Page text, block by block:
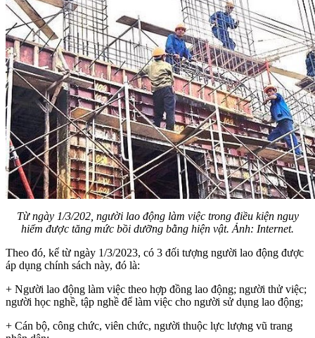
Từ ngày 1/3/202, người lao động làm việc trong điều kiện nguy
hiểm được tăng mức bồi dưỡng bằng hiện vật. Ảnh: Internet.
Theo đó, kể từ ngày 1/3/2023, có 3 đối tượng người lao động được
áp dụng chính sách này, đó là:
+ Người lao động làm việc theo hợp đồng lao động; người thử việc;
người học nghề, tập nghề để làm việc cho người sử dụng lao động;
+ Cán bộ, công chức, viên chức, người thuộc lực lượng vũ trang